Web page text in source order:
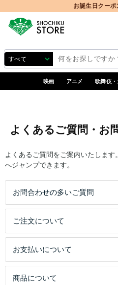
お誕生日クーポ
映画 アニメ 歌舞伎・
よくあるご質問・お
よくあるご質問をご案内いたします
へジャンプできます。
お問合わせの多いご質問
ご注文について
お支払いについて
商品について